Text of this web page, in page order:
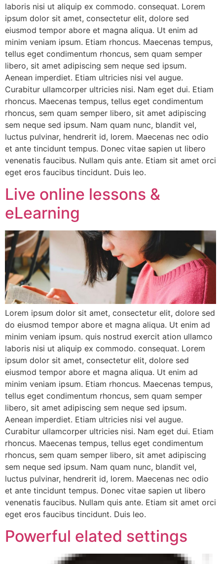
laboris nisi ut aliquip ex commodo. consequat. Lorem
ipsum dolor sit amet, consectetur elit, dolore sed
eiusmod tempor abore et magna aliqua. Ut enim ad
minim veniam ipsum. Etiam rhoncus. Maecenas tempus,
tellus eget condimentum rhoncus, sem quam semper
libero, sit amet adipiscing sem neque sed ipsum.
Aenean imperdiet. Etiam ultricies nisi vel augue.
Curabitur ullamcorper ultricies nisi. Nam eget dui. Etiam
rhoncus. Maecenas tempus, tellus eget condimentum
rhoncus, sem quam semper libero, sit amet adipiscing
sem neque sed ipsum. Nam quam nunc, blandit vel,
luctus pulvinar, hendrerit id, lorem. Maecenas nec odio
et ante tincidunt tempus. Donec vitae sapien ut libero
venenatis faucibus. Nullam quis ante. Etiam sit amet orci
eget eros faucibus tincidunt. Duis leo.
Live online lessons &
eLearning
Lorem ipsum dolor sit amet, consectetur elit, dolore sed
do eiusmod tempor abore et magna aliqua. Ut enim ad
minim veniam ipsum. quis nostrud exercit ation ullamco
laboris nisi ut aliquip ex commodo. consequat. Lorem
ipsum dolor sit amet, consectetur elit, dolore sed
eiusmod tempor abore et magna aliqua. Ut enim ad
minim veniam ipsum. Etiam rhoncus. Maecenas tempus,
tellus eget condimentum rhoncus, sem quam semper
libero, sit amet adipiscing sem neque sed ipsum.
Aenean imperdiet. Etiam ultricies nisi vel augue.
Curabitur ullamcorper ultricies nisi. Nam eget dui. Etiam
rhoncus. Maecenas tempus, tellus eget condimentum
rhoncus, sem quam semper libero, sit amet adipiscing
sem neque sed ipsum. Nam quam nunc, blandit vel,
luctus pulvinar, hendrerit id, lorem. Maecenas nec odio
et ante tincidunt tempus. Donec vitae sapien ut libero
venenatis faucibus. Nullam quis ante. Etiam sit amet orci
eget eros faucibus tincidunt. Duis leo.
Powerful elated settings